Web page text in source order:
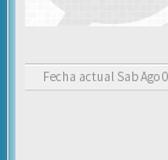
Fecha actual Sab Ago